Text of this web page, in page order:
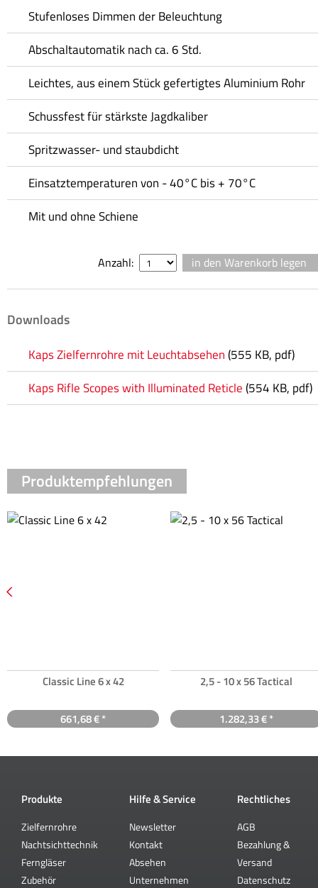
Stufenloses Dimmen der Beleuchtung
Abschaltautomatik nach ca. 6 Std.
Leichtes, aus einem Stück gefertigtes Aluminium Rohr
Schussfest für stärkste Jagdkaliber
Spritzwasser- und staubdicht
Einsatztemperaturen von - 40°C bis + 70°C
Mit und ohne Schiene
Anzahl:
Downloads
Kaps Zielfernrohre mit Leuchtabsehen(555 KB, pdf)
Kaps Rifle Scopes with Illuminated Reticle(554 KB, pdf)
Produktempfehlungen
Classic Line 6 x 42
661,68 € *
2,5 - 10 x 56 Tactical
1.282,33 € *
Produkte
Zielfernrohre
Nachtsichttechnik
Ferngläser
Zubehör
Hilfe & Service
Newsletter
Kontakt
Absehen
Unternehmen
Rechtliches
AGB
Bezahlung &
Versand
Datenschutz